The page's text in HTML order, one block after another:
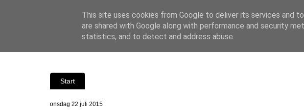
Start
onsdag 22 juli 2015
This site uses cookies from Google to deliver its services and
are shared with Google along with performance and security
statistics, and to detect and address abuse.